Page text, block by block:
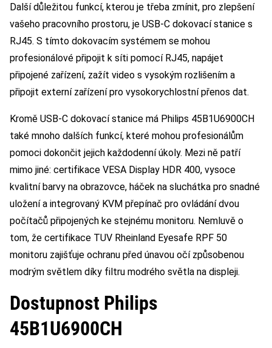
Další důležitou funkcí, kterou je třeba zmínit, pro zlepšení
vašeho pracovního prostoru, je USB-C dokovací stanice s
RJ45. S tímto dokovacím systémem se mohou
profesionálové připojit k síti pomocí RJ45, napájet
připojené zařízení, zažít video s vysokým rozlišením a
připojit externí zařízení pro vysokorychlostní přenos dat.
Kromě USB-C dokovací stanice má Philips 45B1U6900CH
také mnoho dalších funkcí, které mohou profesionálům
pomoci dokončit jejich každodenní úkoly. Mezi ně patří
mimo jiné: certifikace VESA Display HDR 400, vysoce
kvalitní barvy na obrazovce, háček na sluchátka pro snadné
uložení a integrovaný KVM přepínač pro ovládání dvou
počítačů připojených ke stejnému monitoru. Nemluvě o
tom, že certifikace TUV Rheinland Eyesafe RPF 50
monitoru zajišťuje ochranu před únavou očí způsobenou
modrým světlem díky filtru modrého světla na displeji.
Dostupnost Philips
45B1U6900CH